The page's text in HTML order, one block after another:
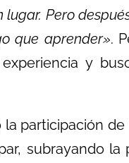
Pero
que aprender».
y
la participación
subrayando la